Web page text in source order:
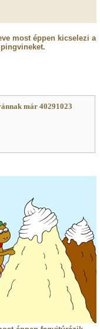
most éppen kicselezi a
pingvineket.
már 40291023